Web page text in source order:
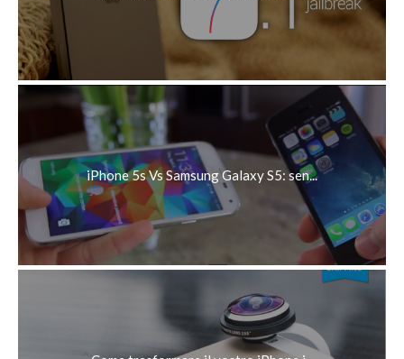
iPhone 5s Vs Samsung Galaxy S5: sen...